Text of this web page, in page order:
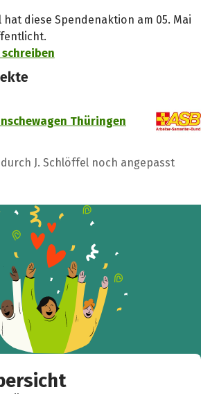
hat diese Spendenaktion am 05. Mai
Thüringen
J. Schlöffel noch angepasst